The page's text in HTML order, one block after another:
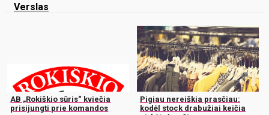
Verslas
AB „Rokiškio sūris“ kviečia
prisijungti prie komandos
Pigiau nereiškia prasčiau:
kodėl stock drabužiai keičia